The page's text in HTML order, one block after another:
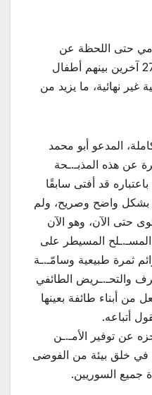
حتى اللحظة عن
استشـ.ـهاد 14 مدنياً وإصابة 27 آخرين بينهم أطفال
غير نهائية، ما يزيد من
المدعو أبو محمد
عن هذه المذبـ.ـحة
قد أفتى سابقًا
بشكل واضح وصريح، ولم
حتى الآن، وهو الآن
المسيطر على
ثمرة طبيعية وسامّـ.ـة
والتحـ.ـريض الطائفي
من أبناء طائفة بعينها
أتباعه.
عن توفير الأمـ.ـن
في خلق بيئة من الفوضى
جميع السوريين.